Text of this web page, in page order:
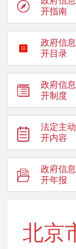
开指南
政府信
开目录
政府信
开制度
法定主
开内容
政府信
开年报
北京